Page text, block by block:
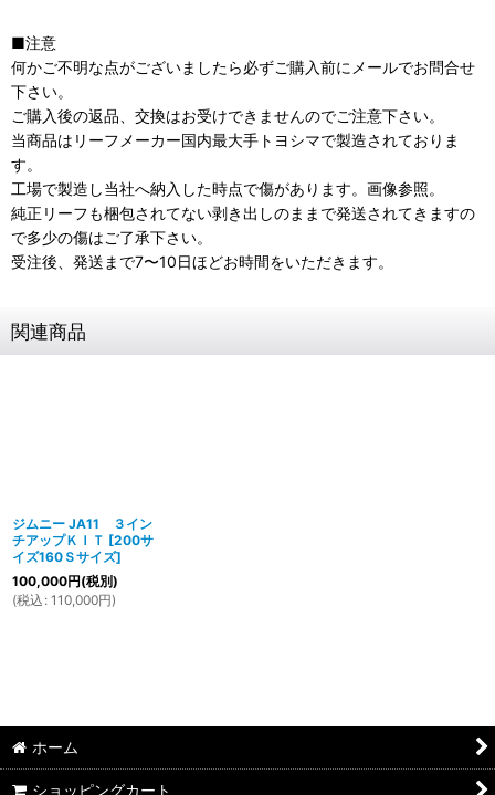
■注意
何かご不明な点がございましたら必ずご購入前にメールでお問合せ
下さい。
ご購入後の返品、交換はお受けできませんのでご注意下さい。
当商品はリーフメーカー国内最大手トヨシマで製造されておりま
す。
工場で製造し当社へ納入した時点で傷があります。画像参照。
純正リーフも梱包されてない剥き出しのままで発送されてきますの
で多少の傷はご了承下さい。
受注後、発送まで7〜10日ほどお時間をいただきます。
関連商品
ジムニー JA11 ３イン
チアップＫＩＴ [200サ
イズ160Ｓサイズ]
100,000円(税別)
(税込 : 110,000円)
ホーム
ショッピングカート